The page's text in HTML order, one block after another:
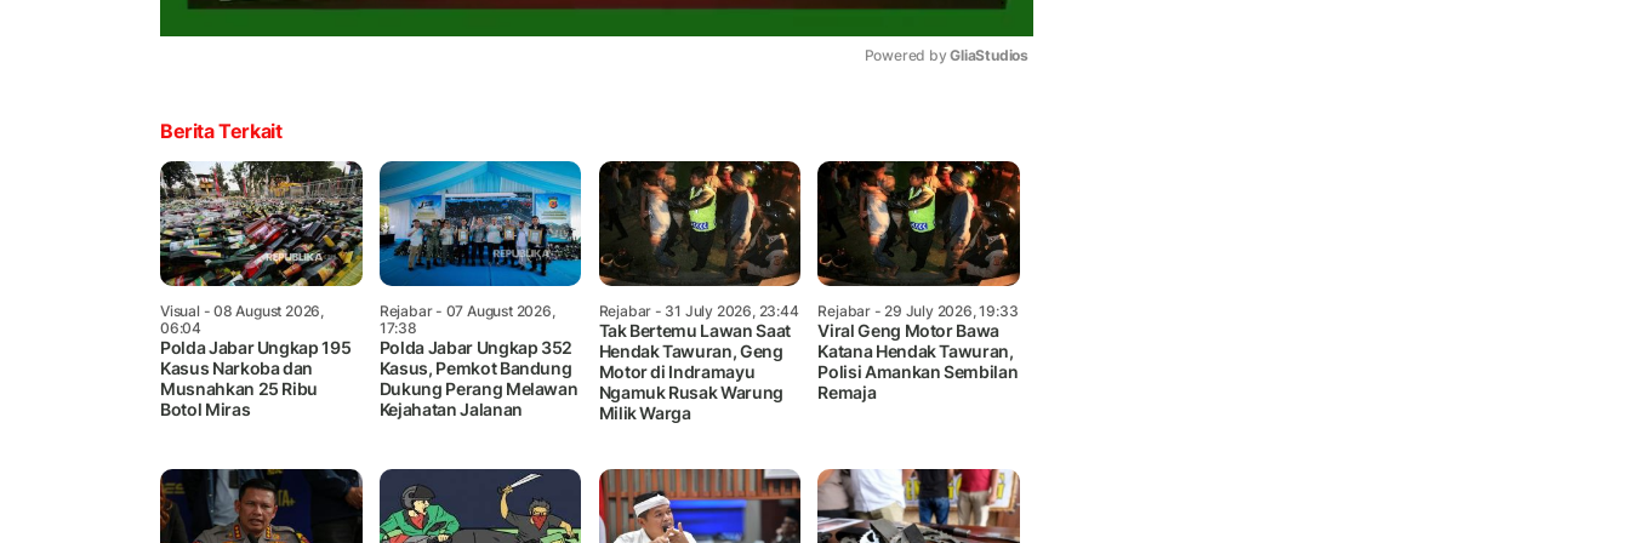
Powered by GliaStudios
Berita Terkait
Visual - 08 August 2026,
06:04
Polda Jabar Ungkap 195
Kasus Narkoba dan
Musnahkan 25 Ribu
Botol Miras
Rejabar- 07 August 2026,
17:38
Polda Jabar Ungkap 352
Kasus, Pemkot Bandung
Dukung Perang Melawan
Kejahatan Jalanan
Rejabar - 31 July 2026, 23:44
Tak Bertemu Lawan Saat
Hendak Tawuran, Geng
Motor di Indramayu
Ngamuk Rusak Warung
Milik Warga
Rejabar- 29 July 2026, 19:33
Viral Geng Motor Bawa
Katana Hendak Tawuran,
Polisi Amankan Sembilan
Remaja